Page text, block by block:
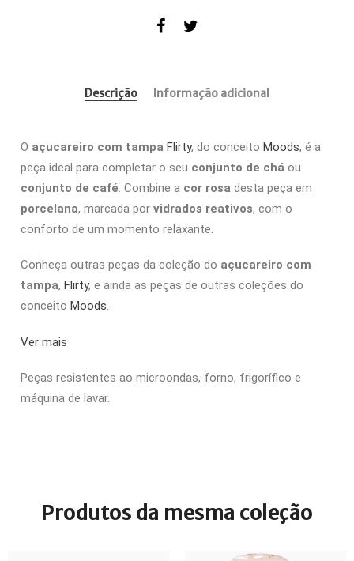
Descrição Informação adicional
O açucareiro com tampa Flirty, do conceito Moods, é a
peça ideal para completar o seu conjunto de chá ou
conjunto de café. Combine a cor rosa desta peça em
porcelana, marcada por vidrados reativos, com o
conforto de um momento relaxante.
Conheça outras peças da coleção do açucareiro com
tampa, Flirty, e ainda as peças de outras coleções do
conceito Moods.
Ver mais
Peças resistentes ao microondas, forno, frigorífico e
máquina de lavar.
Produtos da mesma coleção